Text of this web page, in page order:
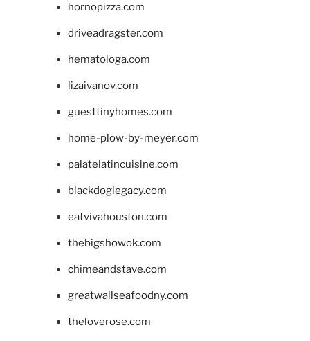
hornopizza.com
driveadragster.com
hematologa.com
lizaivanov.com
guesttinyhomes.com
home-plow-by-meyer.com
palatelatincuisine.com
blackdoglegacy.com
eatvivahouston.com
thebigshowok.com
chimeandstave.com
greatwallseafoodny.com
theloverose.com